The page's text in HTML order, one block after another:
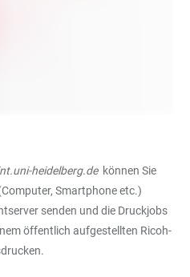
heidelberg.dekönnen Sie
Smartphone etc.)
senden und die Druckjobs
öffentlich aufgestellten Ricoh-